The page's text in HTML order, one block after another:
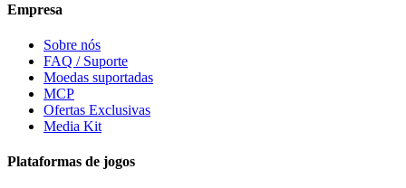
Empresa
Sobre nós
FAQ / Suporte
Moedas suportadas
MCP
Ofertas Exclusivas
Media Kit
Plataformas de jogos